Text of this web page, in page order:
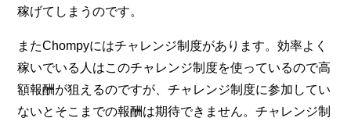
稼げてしまうのです。
またChompyにはチャレンジ制度があります。効率よく
稼いでいる人はこのチャレンジ制度を使っているので高
額報酬が狙えるのですが、チャレンジ制度に参加してい
ないとそこまでの報酬は期待できません。チャレンジ制